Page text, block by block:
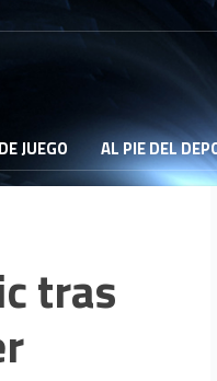
JUEGO AL PIE DEL
tras